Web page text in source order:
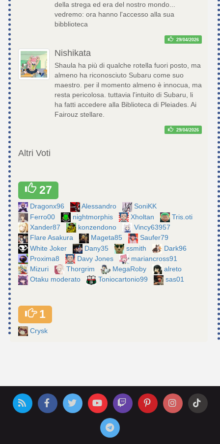
della strega ed era del nostro mondo...
vedremo: ora hanno l'accesso alla sua
bibblioteca
29/04/2026
Nishikata
Shaula ha più di qualche rotella fuori posto, ma
almeno ha riconosciuto Subaru come suo
maestro. per il momento almeno è innocua, ma
resta pericolosa. tuttavia l'intuito di Subaru, li
ha fatti accedere alla Biblioteca di Pleiades. Ai
Fairouz stellare.
29/04/2026
Altri Voti
27
Dragonx96 Alessandro
SoniKK
Ferro00
nightmorphis Xholtan
Tris.oti
Xander87
konzendono
Vincy63957
Flare Asakura
Mageta85
Saufer79
White Joker
Dany35 ssmith
Dark96
Proxima8
Davy Jones
mariancross91
Mizuri
Thorgrim MegaRoby
alreto
Otaku moderato
Toniocartonio99 sas01
1
Crysk